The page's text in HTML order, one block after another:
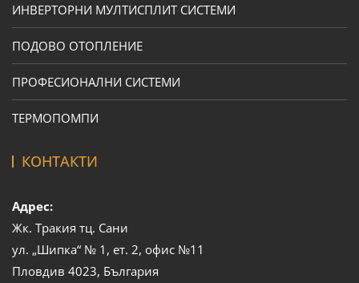
ИНВЕРТОРНИ МУЛТИСПЛИТ СИСТЕМИ
ПОДОВО ОТОПЛЕНИЕ
ПРОФЕСИОНАЛНИ СИСТЕМИ
ТЕРМОПОМПИ
КОНТАКТИ
Адрес:
Жк. Тракия тц. Сани
ул. „Шипка“ № 1, ет. 2, офис №11
Пловдив 4023, България